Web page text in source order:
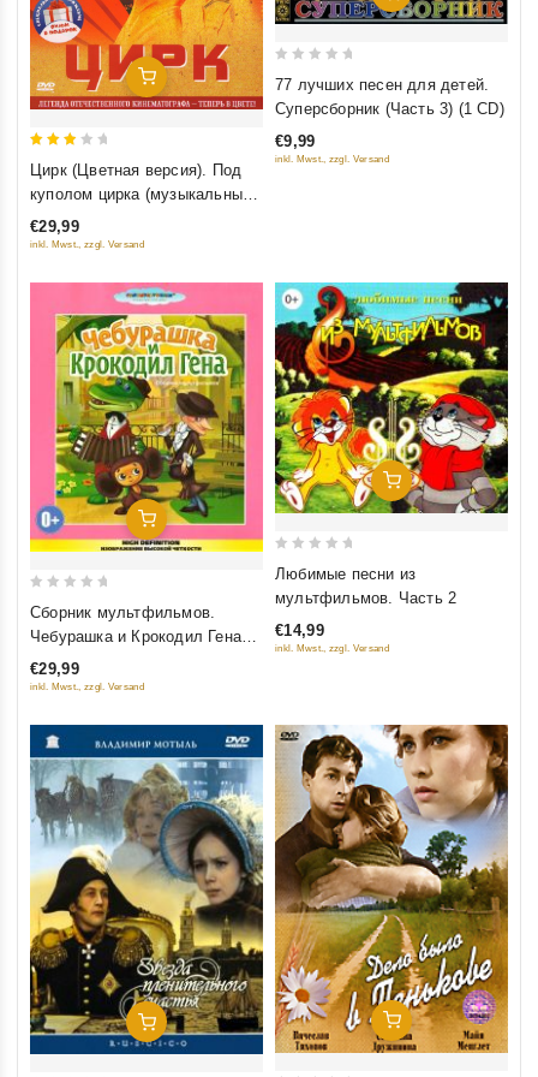
Добавить В Корзину
out
Цирк (Цветная версия). Под
куполом цирка (музыкальный
фильм) (2 DVD)
€29,99
inkl. Mwst., zzgl. Versand
5
77 лучших песен для детей.
Суперсборник (Часть 3) (1 CD)
€9,99
inkl. Mwst., zzgl. Versand
Добавить В Корзину
5
Сборник мультфильмов.
Чебурашка и Крокодил Гена
(Высшее качество
изображения и звука) (Blu-ray)
€29,99
inkl. Mwst., zzgl. Versand
Добавить В Корзину
5
Любимые песни из
мультфильмов. Часть 2
€14,99
inkl. Mwst., zzgl. Versand
Добавить В Корзину Добавить В Корзину